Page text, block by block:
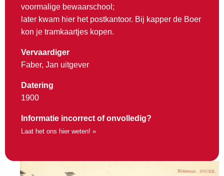
voormalige bewaarschool;
later kwam hier het postkantoor. Bij kapper de Boer
kon je tramkaartjes kopen.
Vervaardiger
Faber, Jan uitgever
Datering
1900
Informatie incorrect of onvolledig?
Laat het ons hier weten! »